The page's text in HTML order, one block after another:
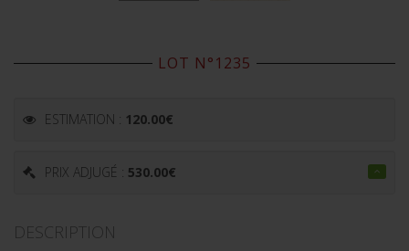
LOT N°1235
ESTIMATION : 120.00€
PRIX ADJUGÉ : 530.00€
DESCRIPTION